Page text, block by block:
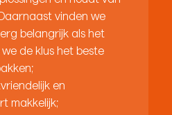
vinden we
belangrijk als het
de klus het beste
en
makkelijk;